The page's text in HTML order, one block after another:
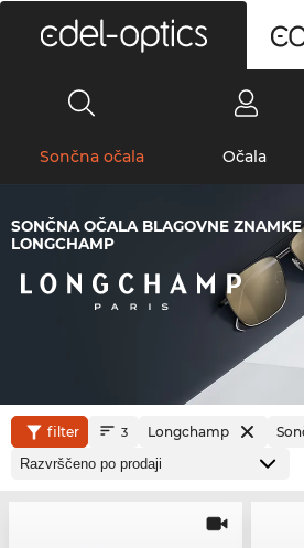
Sončna očala Očala
SONČNA OČALA BLAGOVNE ZNAMKE
LONGCHAMP
filter 3 Longchamp